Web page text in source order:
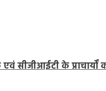
सीजीआईटी के